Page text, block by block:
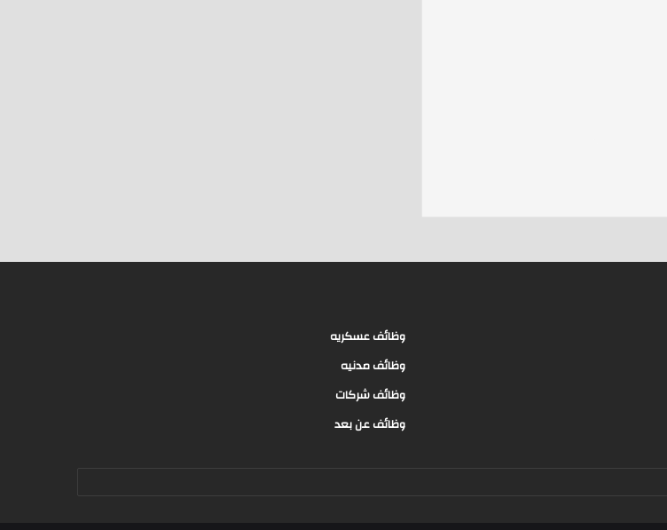
وظائف عسكريه
وظائف مدنيه
وظائف شركات
وظائف عن بعد